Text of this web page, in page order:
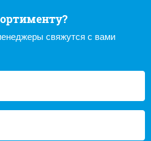
свяжутся с вами